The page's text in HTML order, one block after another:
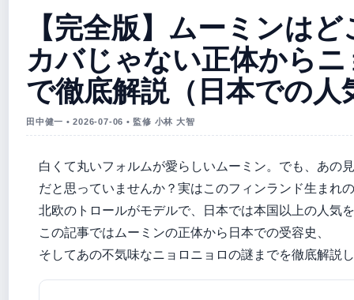
【完全版】ムーミンは
カバじゃない正体から
で徹底解説（日本での人
田中健一 • 2026-07-06 • 監修 小林 大智
白くて丸いフォルムが愛らしいムーミン。でも、あの
だと思っていませんか？実はこのフィンランド生まれ
北欧のトロールがモデルで、日本では本国以上の人気
この記事ではムーミンの正体から日本での受容史、
そしてあの不気味なニョロニョロの謎までを徹底解説